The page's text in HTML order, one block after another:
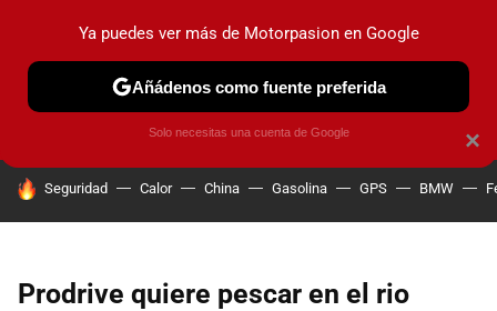
PRUEBAS COCHES ELÉCTRICOS OBSERVATORIO
HOY SE HABLA DE
Seguridad Calor China Gasolina GPS BMW
Prodrive quiere pescar en el rio
×
Ya puedes ver más de Motorpasion en Google
Añádenos como fuente preferida
Solo necesitas una cuenta de Google